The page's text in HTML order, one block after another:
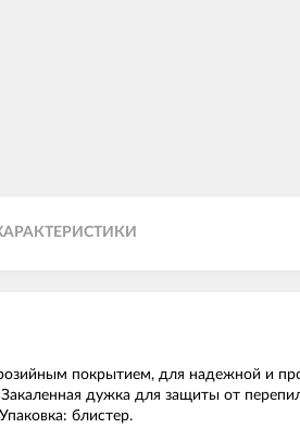
покрытием, для надежной и
дужка для защиты от
блистер.